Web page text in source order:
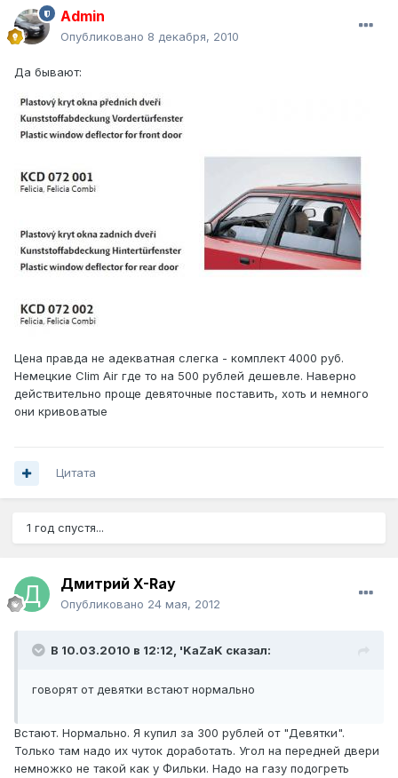
Admin
Опубликовано 8 декабря, 2010
Да бывают:
Цена правда не адекватная слегка - комплект 4000 руб.
Немецкие Clim Air где то на 500 рублей дешевле. Наверно
действительно проще девяточные поставить, хоть и немного
они кривоватые
Цитата
1 год спустя...
Дмитрий X-Ray
Опубликовано 24 мая, 2012
В 10.03.2010 в 12:12, 'KaZaK сказал:
говорят от девятки встают нормально
Встают. Нормально. Я купил за 300 рублей от "Девятки".
Только там надо их чуток доработать. Угол на передней двери
немножко не такой как у Фильки. Надо на газу подогреть